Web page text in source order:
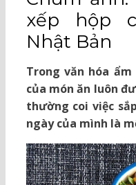
xếp hộp
Nhật Bản
Trong văn hóa
của món ăn luôn
thường coi việc
ngày của mình là